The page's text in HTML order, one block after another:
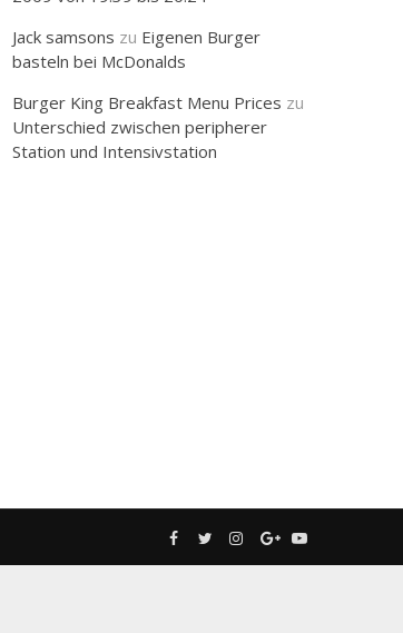
Jack samsons zu Eigenen Burger
basteln bei McDonalds
Burger King Breakfast Menu Prices zu
Unterschied zwischen peripherer
Station und Intensivstation